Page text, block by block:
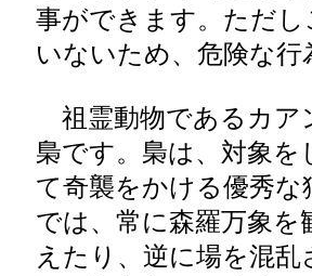
事ができます。ただ
いないため、危険な
祖霊動物であるカア
梟です。梟は、対象
て奇襲をかける優秀
では、常に森羅万象を
えたり、逆に場を混